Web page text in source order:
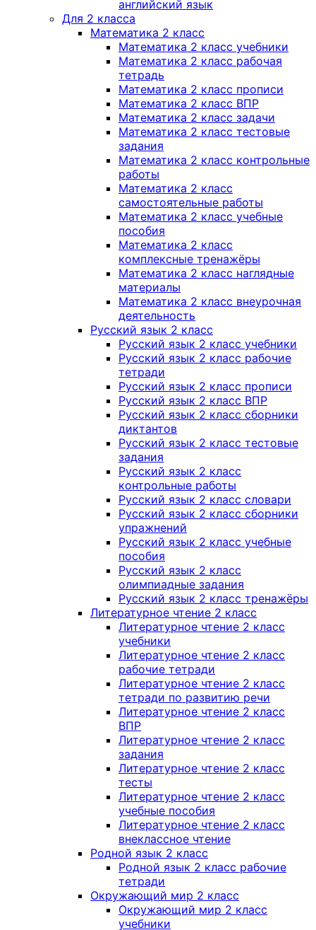
английский язык
Для 2 класса
Математика 2 класс
Математика 2 класс учебники
Математика 2 класс рабочая
тетрадь
Математика 2 класс прописи
Математика 2 класс ВПР
Математика 2 класс задачи
Математика 2 класс тестовые
задания
Математика 2 класс контрольные
работы
Математика 2 класс
самостоятельные работы
Математика 2 класс учебные
пособия
Математика 2 класс
комплексные тренажёры
Математика 2 класс наглядные
материалы
Математика 2 класс внеурочная
деятельность
Русский язык 2 класс
Русский язык 2 класс учебники
Русский язык 2 класс рабочие
тетради
Русский язык 2 класс прописи
Русский язык 2 класс ВПР
Русский язык 2 класс сборники
диктантов
Русский язык 2 класс тестовые
задания
Русский язык 2 класс
контрольные работы
Русский язык 2 класс словари
Русский язык 2 класс сборники
упражнений
Русский язык 2 класс учебные
пособия
Русский язык 2 класс
олимпиадные задания
Русский язык 2 класс тренажёры
Литературное чтение 2 класс
Литературное чтение 2 класс
учебники
Литературное чтение 2 класс
рабочие тетради
Литературное чтение 2 класс
тетради по развитию речи
Литературное чтение 2 класс
ВПР
Литературное чтение 2 класс
задания
Литературное чтение 2 класс
тесты
Литературное чтение 2 класс
учебные пособия
Литературное чтение 2 класс
внеклассное чтение
Родной язык 2 класс
Родной язык 2 класс рабочие
тетради
Окружающий мир 2 класс
Окружающий мир 2 класс
учебники